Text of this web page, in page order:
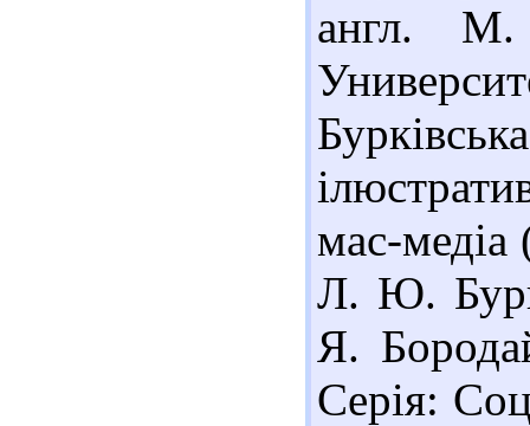
англ.
мас-медіа
Л. Ю.
Я.
Серія: